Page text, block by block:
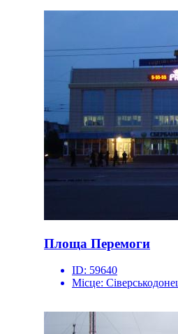
Площа Перемоги
ID: 59640
Місце: